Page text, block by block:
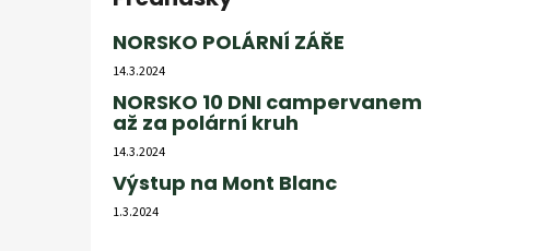
NORSKO POLÁRNÍ ZÁŘE
14.3.2024
NORSKO 10 DNI campervanem
až za polární kruh
14.3.2024
Výstup na Mont Blanc
1.3.2024